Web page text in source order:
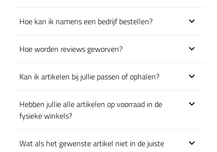
Hoe kan ik namens een bedrijf bestellen?
Klik om uit te klappen
Hoe worden reviews geworven?
Klik om uit te klappen
Kan ik artikelen bij jullie passen of ophalen?
Klik om uit te klappen
Hebben jullie alle artikelen op voorraad in de
fysieke winkels?
Klik om uit te klappen
Wat als het gewenste artikel niet in de juiste